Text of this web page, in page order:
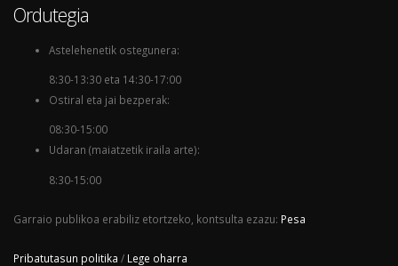
Ordutegia
Astelehenetik ostegunera:
8:30-13:30 eta 14:30-17:00
Ostiral eta jai bezperak:
08:30-15:00
Udaran (maiatzetik iraila arte):
8:30-15:00
Garraio publikoa erabiliz etortzeko, kontsulta ezazu: Pesa
Pribatutasun politika / Lege oharra